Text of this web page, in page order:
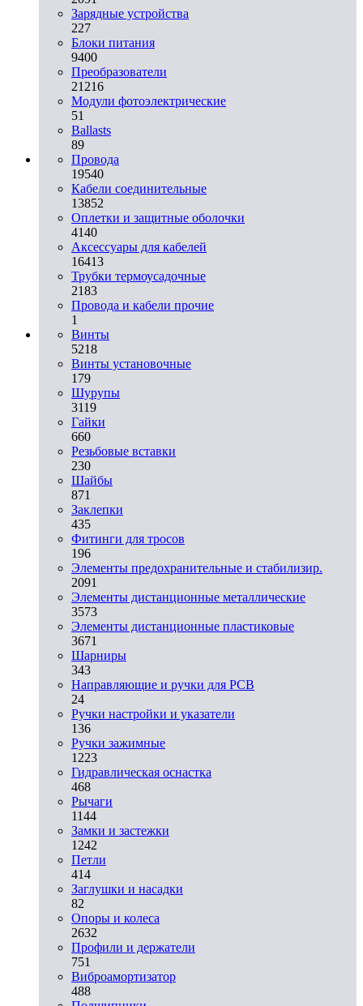
Зарядные устройства
227
Блоки питания
9400
Преобразователи
21216
Модули фотоэлектрические
51
Ballasts
89
Провода
19540
Кабели соединительные
13852
Оплетки и защитные оболочки
4140
Аксессуары для кабелей
16413
Трубки термоусадочные
2183
Провода и кабели прочие
1
Винты
5218
Винты установочные
179
Шурупы
3119
Гайки
660
Резьбовые вставки
230
Шайбы
871
Заклепки
435
Фитинги для тросов
196
Элементы предохранительные и стабилизир.
2091
Элементы дистанционные металлические
3573
Элементы дистанционные пластиковые
3671
Шарниры
343
Направляющие и ручки для PCB
24
Ручки настройки и указатели
136
Ручки зажимные
1223
Гидравлическая оснастка
468
Рычаги
1144
Замки и застежки
1242
Петли
414
Заглушки и насадки
82
Опоры и колеса
2632
Профили и держатели
751
Виброамортизатор
488